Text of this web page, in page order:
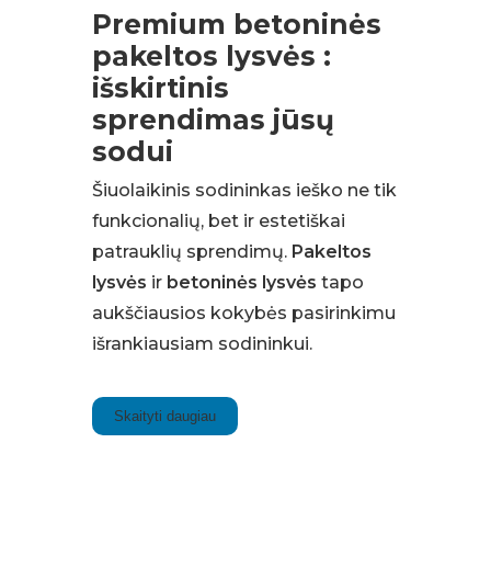
Premium betoninės
pakeltos lysvės :
išskirtinis
sprendimas jūsų
sodui
Šiuolaikinis sodininkas ieško ne tik
funkcionalių, bet ir estetiškai
patrauklių sprendimų. Pakeltos
lysvės ir betoninės lysvės tapo
aukščiausios kokybės pasirinkimu
išrankiausiam sodininkui.
Skaityti daugiau